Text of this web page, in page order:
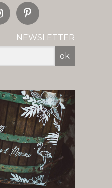
NEWSLETTER
ok